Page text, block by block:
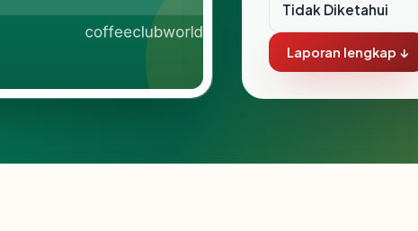
Tidak Diketahui
Laporan lengkap ↓